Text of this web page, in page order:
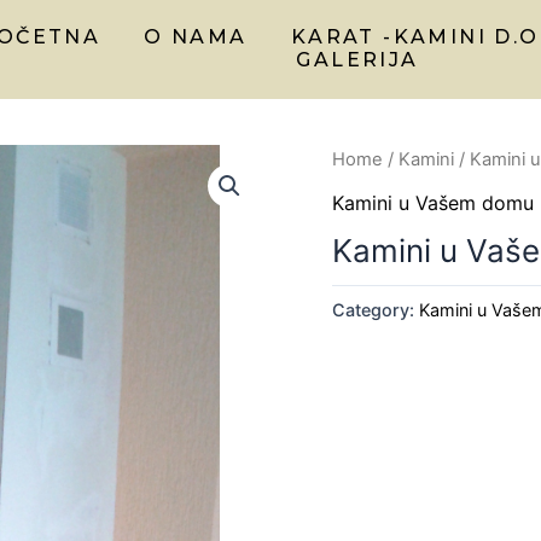
O NAMA
KARAT -KAMINI
GALERIJA
Home / Kamini / Kamini
Kamini u Vašem domu
Kamini u
Category: Kamini u